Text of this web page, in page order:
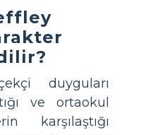
duyguları
ve ortaokul
karşılaştığı